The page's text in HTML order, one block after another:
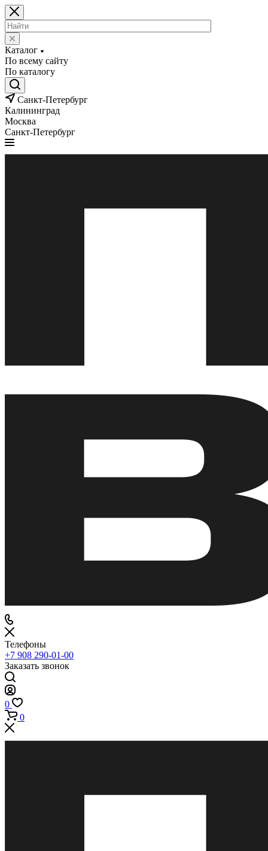
Каталог
По всему сайту
По каталогу
Санкт-Петербург
Калининград
Москва
Санкт-Петербург
Телефоны
+7 908 290-01-00
Заказать звонок
0
0